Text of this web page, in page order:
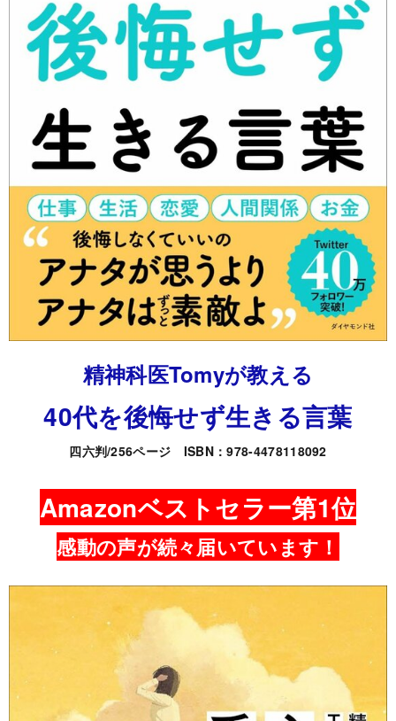
精神科医Tomyが教える
40代を後悔せず生きる言葉
四六判/256ページ ISBN：978-4478118092
Amazonベストセラー第1位
感動の声が続々届いています！